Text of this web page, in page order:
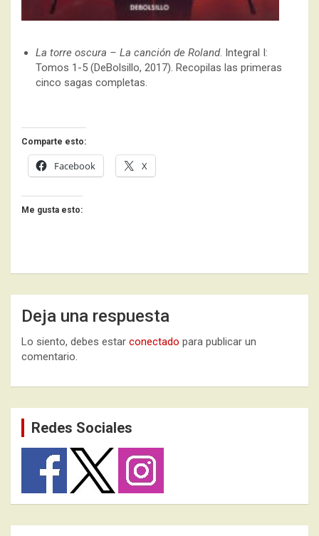
La torre oscura – La canción de Roland. Integral I:
Tomos 1-5 (DeBolsillo, 2017). Recopilas las primeras
cinco sagas completas.
Comparte esto:
Facebook X
Me gusta esto:
Deja una respuesta
Lo siento, debes estar conectado para publicar un
comentario.
Redes Sociales